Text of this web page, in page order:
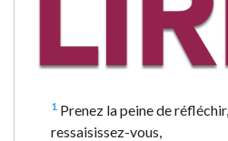
1 Prenez la peine de réfléchir,
ressaisissez-vous,